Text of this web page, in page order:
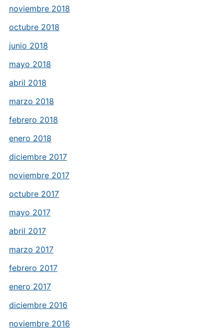
noviembre 2018
octubre 2018
junio 2018
mayo 2018
abril 2018
marzo 2018
febrero 2018
enero 2018
diciembre 2017
noviembre 2017
octubre 2017
mayo 2017
abril 2017
marzo 2017
febrero 2017
enero 2017
diciembre 2016
noviembre 2016